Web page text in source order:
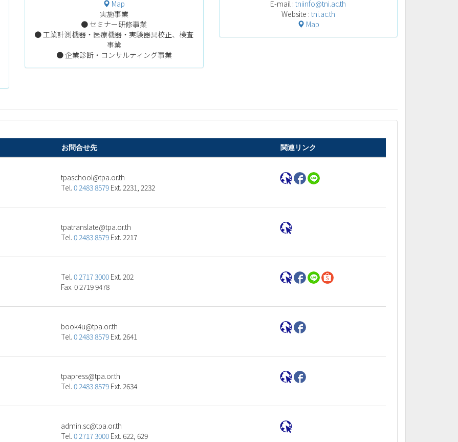
Map
実施事業
● セミナー研修事業
● 工業計測機器・医療機器・実験器具校正、検査
事業
● 企業診断・コンサルティング事業
E-mail :tniinfo@tni.ac.th
Website : tni.ac.th
Map
お問合せ先 関連リンク
ht.ro.apt@loohcsapt
Tel. 0 2483 8579 Ext. 2231, 2232
ht.ro.apt@etalsnartapt
Tel. 0 2483 8579 Ext. 2217
Tel. 0 2717 3000 Ext. 202
Fax. 0 2719 9478
ht.ro.apt@u4koob
Tel. 0 2483 8579 Ext. 2641
ht.ro.apt@sserpapt
Tel. 0 2483 8579 Ext. 2634
ht.ro.apt@cs.nimda
Tel. 0 2717 3000 Ext. 622, 629